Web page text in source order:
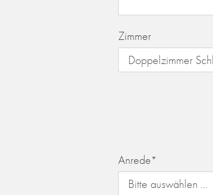
Zimmer
Anrede*